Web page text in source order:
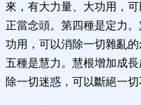
來，有大力量、大功用，
正當念頭。第四種是定力
功用，可以消除一切雜亂
五種是慧力。慧根增加成
除一切迷惑，可以斷絕一